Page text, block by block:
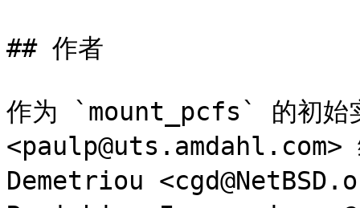
## 作者
作为 `mount_pcfs` 的初
Demetriou